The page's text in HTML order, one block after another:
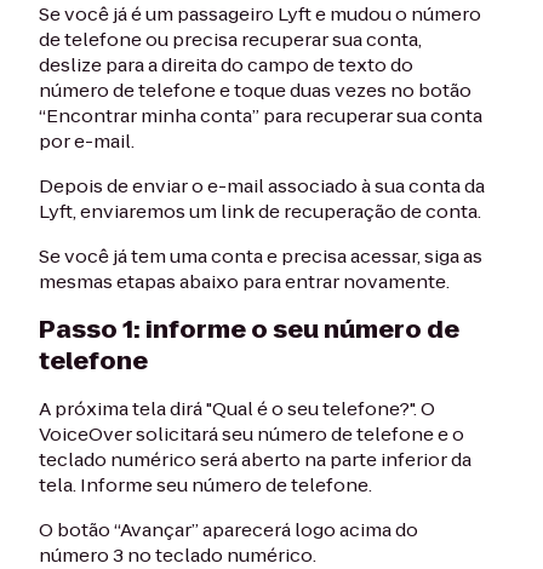
Se você já é um passageiro Lyft e mudou o número
de telefone ou precisa recuperar sua conta,
deslize para a direita do campo de texto do
número de telefone e toque duas vezes no botão
“Encontrar minha conta” para recuperar sua conta
por e-mail.
Depois de enviar o e-mail associado à sua conta da
Lyft, enviaremos um link de recuperação de conta.
Se você já tem uma conta e precisa acessar, siga as
mesmas etapas abaixo para entrar novamente.
Passo 1: informe o seu número de
telefone
A próxima tela dirá "Qual é o seu telefone?". O
VoiceOver solicitará seu número de telefone e o
teclado numérico será aberto na parte inferior da
tela. Informe seu número de telefone.
O botão “Avançar” aparecerá logo acima do
número 3 no teclado numérico.